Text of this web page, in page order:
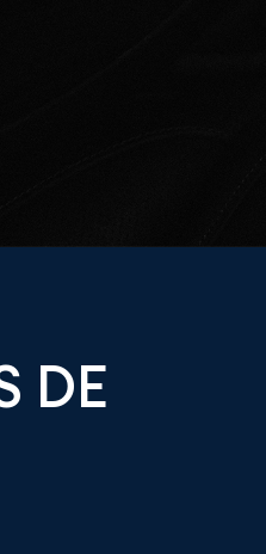
DE